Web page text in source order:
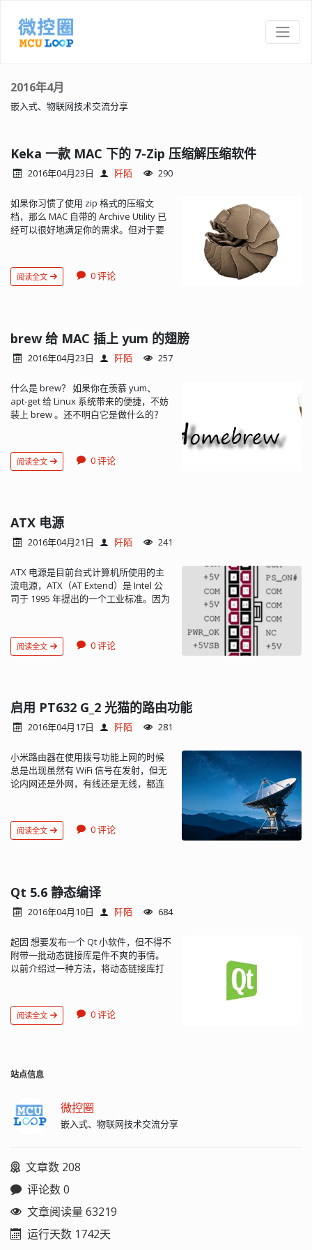
2016年4月
嵌入式、物联网技术交流分享
Keka 一款 MAC 下的 7-Zip 压缩解压缩软件
2016年04月23日 阡陌 290
如果你习惯了使用 zip 格式的压缩文
档，那么 MAC 自带的 Archive Utility 已
经可以很好地满足你的需求。但对于要
缩/解压缩软件作为文档转换工具来讲，
其实不需要多么美妙的界面，简洁实用
阅读全文 0 评论
brew 给 MAC 插上 yum 的翅膀
2016年04月23日 阡陌 257
什么是 brew？ 如果你在羡慕 yum、
apt-get 给 Linux 系统带来的便捷，不妨
装上 brew 。还不明白它是做什么的？
的： The missing package manager
for OS X. Homebrew installs the stuff
MAC 系统中的一大神...
阅读全文 0 评论
ATX 电源
2016年04月21日 阡陌 241
ATX 电源是目前台式计算机所使用的主
流电源，ATX（AT Extend）是 Intel 公
司于 1995 年提出的一个工业标准。因为
源有多组输出，这是其中的一组，24
Pins 的主板供电连接器...
阅读全文 0 评论
启用 PT632 G_2 光猫的路由功能
2016年04月17日 阡陌 281
小米路由器在使用拨号功能上网的时候
总是出现虽然有 WiFi 信号在发射，但无
论内网还是外网，有线还是无线，都连
这么严重的问题。说实在的，几百块钱
的小米路由器跟几十块钱的路由器摆在
完整的路由器功能的。于是打算让小米
路由器退居二线，做二级路由算...
阅读全文 0 评论
Qt 5.6 静态编译
2016年04月10日 阡陌 684
起因 想要发布一个 Qt 小软件，但不得不
附带一批动态链接库是件不爽的事情。
以前介绍过一种方法，将动态链接库打
虽然达到了，但很有可能被某些杀毒软
件、某某管家之类的给识别成病毒、木
阅读全文 0 评论
站点信息
微控圈
嵌入式、物联网技术交流分享
文章数 208
评论数 0
文章阅读量 63219
运行天数 1742天